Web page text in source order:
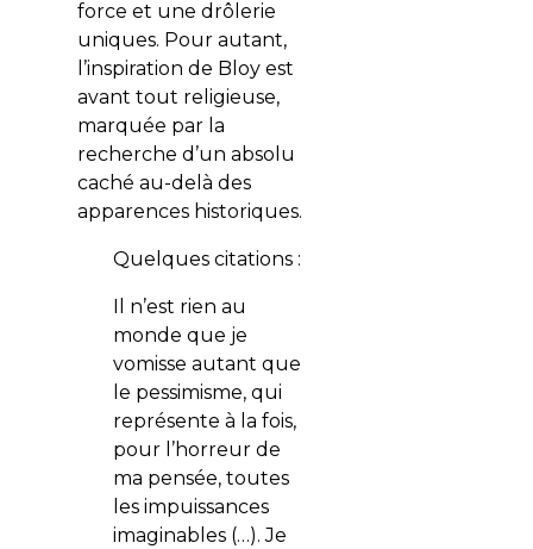
force et une drôlerie
uniques. Pour autant,
l’inspiration de Bloy est
avant tout religieuse,
marquée par la
recherche d’un absolu
caché au-delà des
apparences historiques.
Quelques citations :
Il n’est rien au
monde que je
vomisse autant que
le pessimisme, qui
représente à la fois,
pour l’horreur de
ma pensée, toutes
les impuissances
imaginables (…). Je